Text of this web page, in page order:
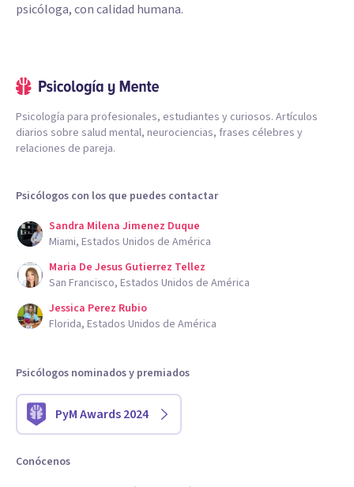
psicóloga, con calidad humana.
Psicología para profesionales, estudiantes y curiosos. Artículos
diarios sobre salud mental, neurociencias, frases célebres y
relaciones de pareja.
Psicólogos con los que puedes contactar
Sandra Milena Jimenez Duque
Miami, Estados Unidos de América
Maria De Jesus Gutierrez Tellez
San Francisco, Estados Unidos de América
Jessica Perez Rubio
Florida, Estados Unidos de América
Psicólogos nominados y premiados
PyM Awards 2024
Conócenos